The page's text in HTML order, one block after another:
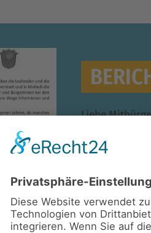
Liebe
am Ende des
Am